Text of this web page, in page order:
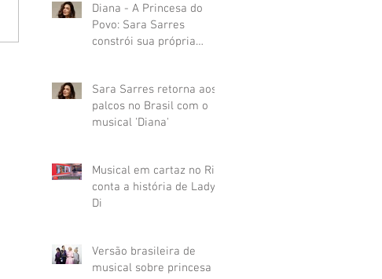
Diana - A Princesa do
Povo: Sara Sarres
constrói sua própria
palco
Sara Sarres retorna aos
palcos no Brasil com o
musical 'Diana'
Musical em cartaz no Rio
conta a história de Lady
Di
Versão brasileira de
musical sobre princesa